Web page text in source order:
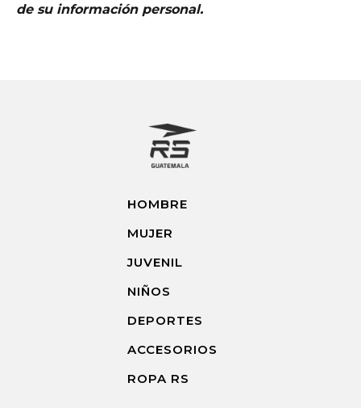
de su información personal.
HOMBRE
MUJER
JUVENIL
NIÑOS
DEPORTES
ACCESORIOS
ROPA RS